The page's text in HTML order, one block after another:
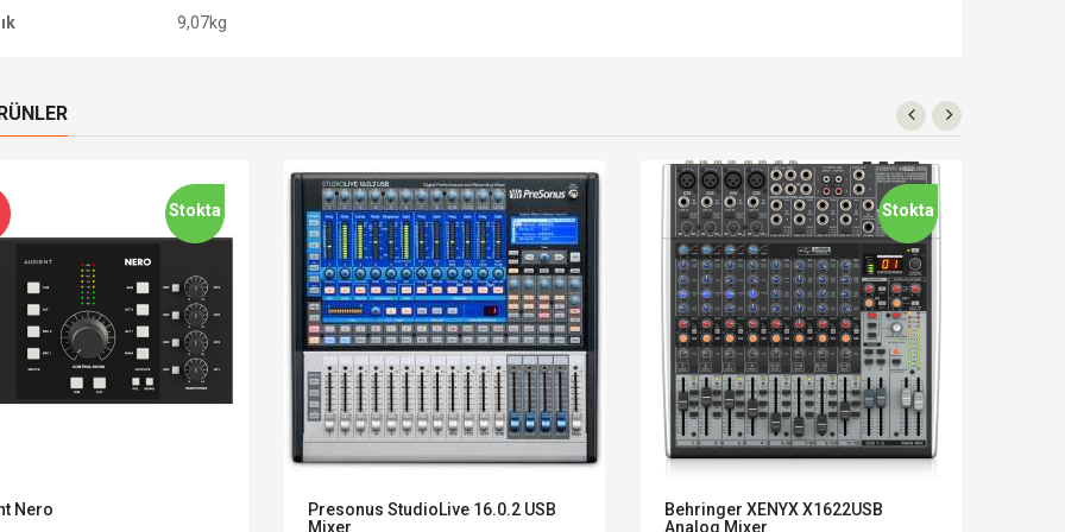
9,07kg
Stokta
Nero
Presonus StudioLive 16.0.2 USB
Mixer
Stokta
Behringer XENYX X1622USB
Analog Mixer